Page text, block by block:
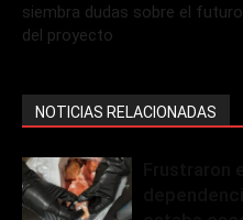
siembra dudas sobre el futuro
del proyecto
NOTICIAS RELACIONADAS